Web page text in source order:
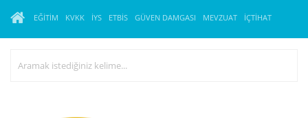
EĞITIM KVKK İYS ETBİS GÜVEN DAMGASI MEVZUAT İÇTIHAT